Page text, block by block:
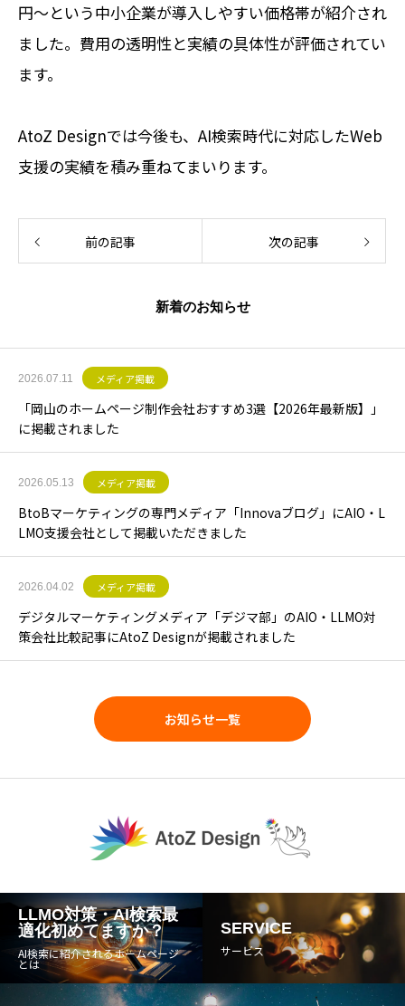
円〜という中小企業が導入しやすい価格帯が紹介され
ました。費用の透明性と実績の具体性が評価されてい
ます。
AtoZ Designでは今後も、AI検索時代に対応したWeb
支援の実績を積み重ねてまいります。
前の記事 次の記事
新着のお知らせ
2026.07.11 メディア掲載
「岡山のホームページ制作会社おすすめ3選【2026年最新版】」
に掲載されました
2026.05.13 メディア掲載
BtoBマーケティングの専門メディア「Innovaブログ」にAIO・L
LMO支援会社として掲載いただきました
2026.04.02 メディア掲載
デジタルマーケティングメディア「デジマ部」のAIO・LLMO対
策会社比較記事にAtoZ Designが掲載されました
お知らせ一覧
LLMO対策・AI検索最
適化初めてますか？
AI検索に紹介されるホームページ
とは
SERVICE
サービス